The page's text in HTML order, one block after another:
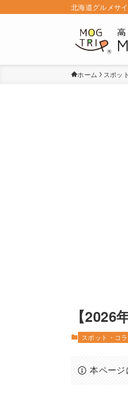
北海道グルメサ
ホーム スポッ
【
スポット・コ
本ページ